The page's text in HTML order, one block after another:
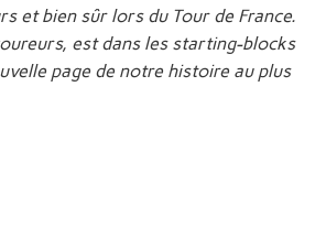
et bien sûr lors du Tour de France.
est dans les starting-blocks
page de notre histoire au plus